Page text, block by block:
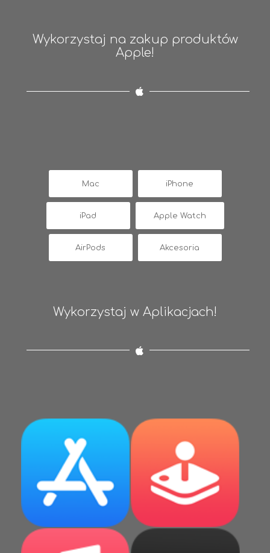
Wykorzystaj na zakup produktów
Apple!
Mac iPhone
iPad Apple Watch
AirPods Akcesoria
Wykorzystaj w Aplikacjach!